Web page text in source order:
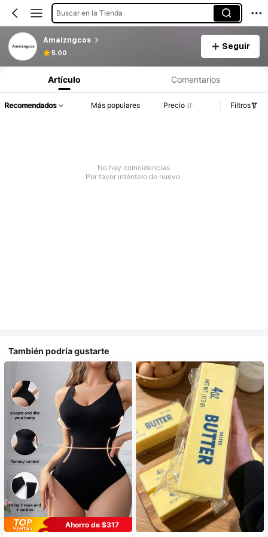
Buscar en la Tienda
Amaizngcos
5.00
Seguir
Artículo Comentarios
Recomendados Más populares Precio Filtros
No hay coincidencias
Por favor inténtelo de nuevo.
También podría gustarte
Ahorro de $317
#1 Más vendidos
en Casual-Cómodo Bodys moldeadores para mujer